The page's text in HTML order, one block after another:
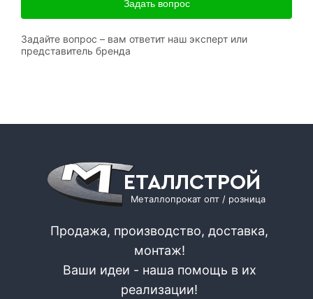
Задать вопрос
Задайте вопрос – вам ответит наш эксперт или
представитель бренда
ЕТАЛЛСТРОЙ
Металлопрокат опт / розница
Продажа, производство, доставка,
монтаж!
Ваши идеи - наша помощь в их
реализации!